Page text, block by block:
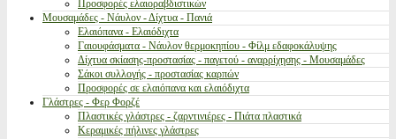
Προσφορές ελαιοραβδιστικών
Μουσαμάδες - Νάυλον - Δίχτυα - Πανιά
Ελαιόπανα - Ελαιόδιχτα
Γαιουφάσματα - Νάυλον θερμοκηπίου - Φίλμ εδαφοκάλυψης
Δίχτυα σκίασης-προστασίας - παγετού - αναρρίχησης - Μουσαμάδες
Σάκοι συλλογής - προστασίας καρπών
Προσφορές σε ελαιόπανα και ελαιόδιχτα
Γλάστρες - Φερ Φορζέ
Πλαστικές γλάστρες - ζαρντινιέρες - Πιάτα πλαστικά
Κεραμικές πήλινες γλάστρες